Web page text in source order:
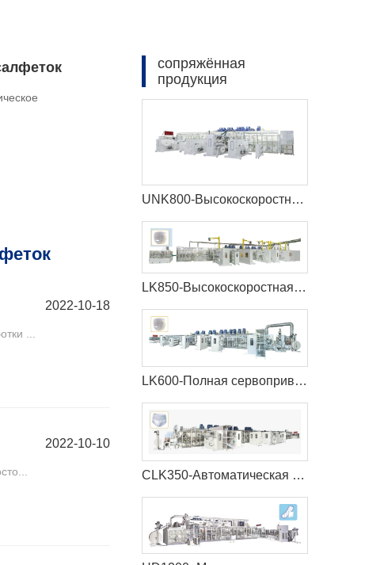
2022-10-18
...
2022-10-10
сопряжённая
продукция
UNK800-Высокоскоростная машина для детских подгузников
LK850-Высокоскоростная машина для производства детских подгузников
LK600-Полная сервоприводная машина для производства детских подгузников
CLK350-Автоматическая машина для производства менструальных трусов с полным сервоприводом